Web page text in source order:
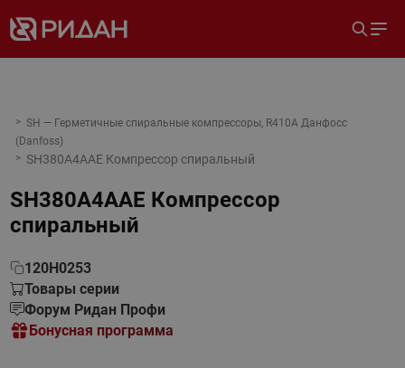
SH — Герметичные спиральные компрессоры, R410A Данфосс
(Danfoss)
SH380A4AAE Компрессор спиральный
SH380A4AAE Компрессор
спиральный
120H0253
Товары серии
Форум Ридан Профи
Бонусная программа